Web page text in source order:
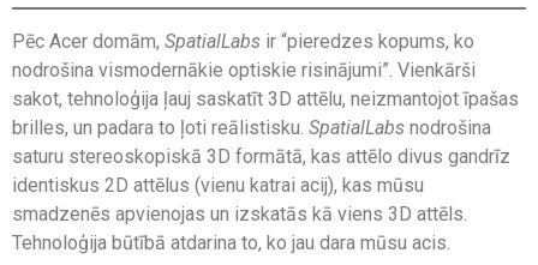
Pēc Acer domām, SpatialLabs ir “pieredzes kopums, ko
nodrošina vismodernākie optiskie risinājumi”. Vienkārši
sakot, tehnoloģija ļauj saskatīt 3D attēlu, neizmantojot īpašas
brilles, un padara to ļoti reālistisku. SpatialLabs nodrošina
saturu stereoskopiskā 3D formātā, kas attēlo divus gandrīz
identiskus 2D attēlus (vienu katrai acij), kas mūsu
smadzenēs apvienojas un izskatās kā viens 3D attēls.
Tehnoloģija būtībā atdarina to, ko jau dara mūsu acis.